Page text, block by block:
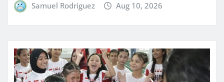
Samuel Rodriguez Aug 10, 2026